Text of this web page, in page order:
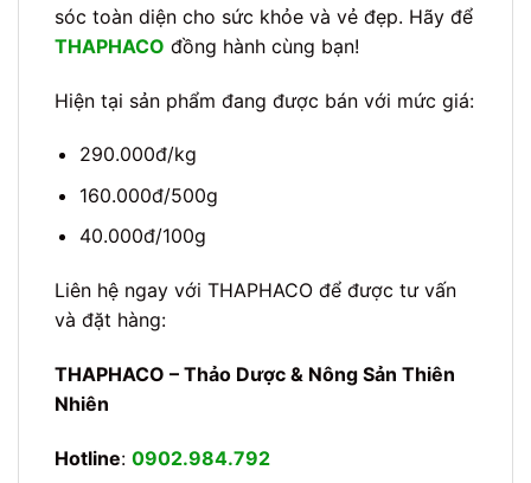
sóc toàn diện cho sức khỏe và vẻ đẹp. Hãy để
THAPHACO đồng hành cùng bạn!
Hiện tại sản phẩm đang được bán với mức giá:
290.000đ/kg
160.000đ/500g
40.000đ/100g
Liên hệ ngay với THAPHACO để được tư vấn
và đặt hàng:
THAPHACO – Thảo Dược & Nông Sản Thiên
Nhiên
Hotline: 0902.984.792